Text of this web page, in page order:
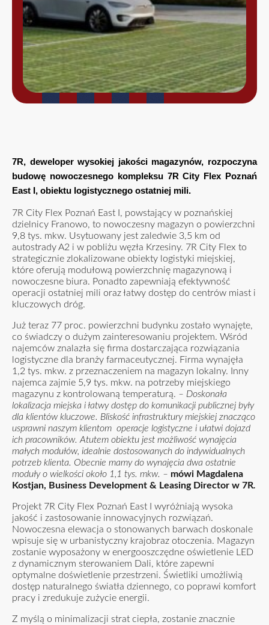
7R, deweloper wysokiej jakości magazynów, rozpoczyna
budowę nowoczesnego kompleksu 7R City Flex Poznań
East I, obiektu logistycznego ostatniej mili.
7R City Flex Poznań East I, powstający w poznańskiej
dzielnicy Franowo, to nowoczesny magazyn o powierzchni
9,8 tys. mkw. Usytuowany jest zaledwie 3,5 km od
autostrady A2 i w pobliżu węzła Krzesiny. 7R City Flex to
strategicznie zlokalizowane obiekty logistyki miejskiej,
które oferują modułową powierzchnię magazynową i
nowoczesne biura. Ponadto zapewniają efektywność
operacji ostatniej mili oraz łatwy dostęp do centrów miast i
kluczowych dróg.
Już teraz 77 proc. powierzchni budynku zostało wynajęte,
co świadczy o dużym zainteresowaniu projektem. Wśród
najemców znalazła się firma dostarczająca rozwiązania
logistyczne dla branży farmaceutycznej. Firma wynajęła
1,2 tys. mkw. z przeznaczeniem na magazyn lokalny. Inny
najemca zajmie 5,9 tys. mkw. na potrzeby miejskiego
magazynu z kontrolowaną temperaturą. – Doskonała
lokalizacja miejska i łatwy dostęp do komunikacji publicznej były
dla klientów kluczowe. Bliskość infrastruktury miejskiej znacząco
usprawni naszym klientom operacje logistyczne i ułatwi dojazd
ich pracowników. Atutem obiektu jest możliwość wynajęcia
małych modułów, idealnie dostosowanych do indywidualnych
potrzeb klienta. Obecnie mamy do wynajęcia dwa ostatnie
moduły o wielkości około 1,1 tys. mkw. – mówi Magdalena
Kostjan, Business Development & Leasing Director w 7R.
Projekt 7R City Flex Poznań East I wyróżniają wysoka
jakość i zastosowanie innowacyjnych rozwiązań.
Nowoczesna elewacja o stonowanych barwach doskonale
wpisuje się w urbanistyczny krajobraz otoczenia. Magazyn
zostanie wyposażony w energooszczędne oświetlenie LED
z dynamicznym sterowaniem Dali, które zapewni
optymalne doświetlenie przestrzeni. Świetliki umożliwią
dostęp naturalnego światła dziennego, co poprawi komfort
pracy i zredukuje zużycie energii.
Z myślą o minimalizacji strat ciepła, zostanie znacznie